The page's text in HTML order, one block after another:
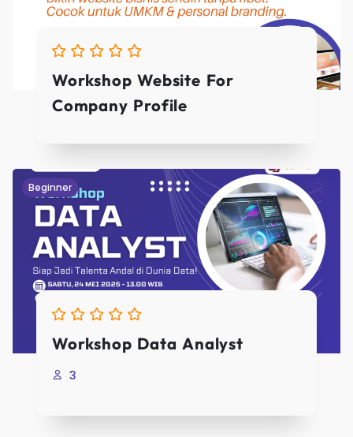
Registrasi
First Name
User Name
Workshop Website For
Company Profile
Beginner
Workshop Data Analyst
3